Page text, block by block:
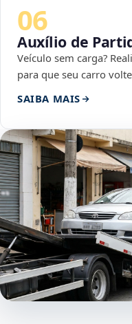
06
Auxílio de
Veículo sem carga?
para que seu carro
SAIBA MAIS